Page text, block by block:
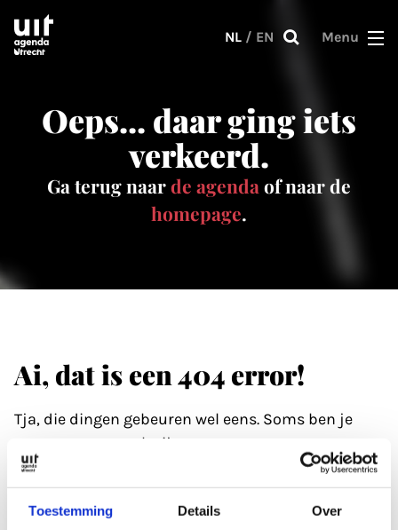
Toestemming Details Over
Skip to main content
NL / EN Menu
Oeps... daar ging iets
verkeerd.
Ga terug naarde agenda of naar de
homepage.
Ai, dat is een 404 error!
Tja, die dingen gebeuren wel eens. Soms ben je
gewoon even wat kwijt.
even een 'hickup'.